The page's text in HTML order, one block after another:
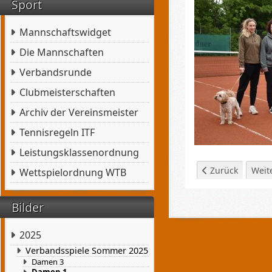
Sport
Mannschaftswidget
Die Mannschaften
Verbandsrunde
Clubmeisterschaften
Archiv der Vereinsmeister
Tennisregeln ITF
Leistungsklassenordnung
Wettspielordnung WTB
Bilder
2025
Verbandsspiele Sommer 2025
Damen 3
Vorheriger
Zurück